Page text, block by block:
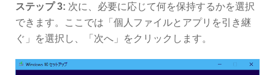
ステップ 3: 次に、必要に応じて何を保持するかを選択
できます。ここでは「個人ファイルとアプリを引き継
ぐ」を選択し、「次へ」をクリックします。